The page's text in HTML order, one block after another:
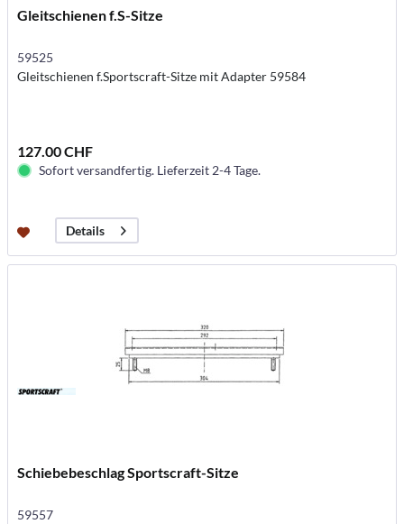
Gleitschienen f.S-Sitze
59525
Gleitschienen f.Sportscraft-Sitze mit Adapter 59584
127.00 CHF
Sofort versandfertig. Lieferzeit 2-4 Tage.
Details
Schiebebeschlag Sportscraft-Sitze
59557